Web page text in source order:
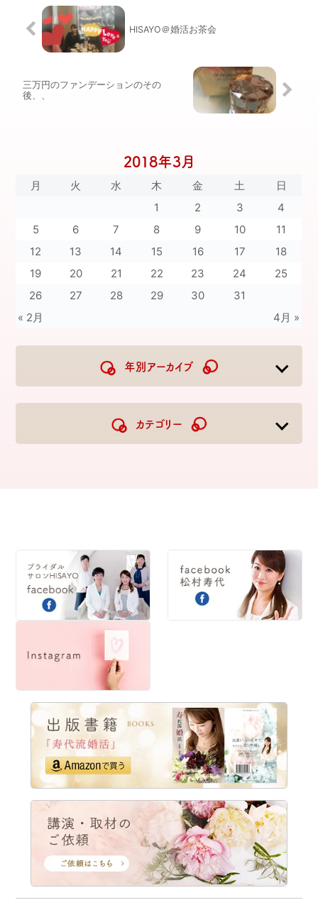
HISAYO＠婚活お茶会
三万円のファンデーションのその
後、、
2018年3月
月 火 水 木 金 土 日
« 2月 4月 »
1 2 3
4
5
6 7 8 9 10
11
12
13 14 15 16 17
18
19
20 21 22 23 24
25
26
27 28 29 30 31
年別アーカイブ
2023
カテゴリー